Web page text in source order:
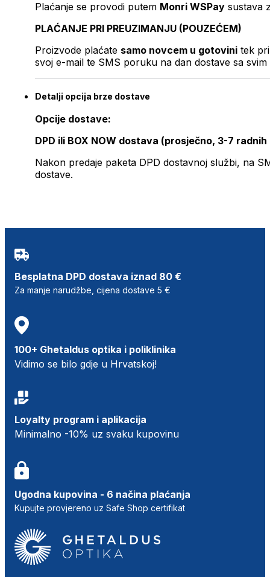
Plaćanje se provodi putem Monri WSPay sustava
PLAĆANJE PRI PREUZIMANJU (POUZEĆEM)
Proizvode plaćate samo novcem u gotovini tek
svoj e-mail te SMS poruku na dan dostave sa svim
Detalji opcija brze dostave
Opcije dostave:
DPD ili BOX NOW dostava (prosječno, 3-7 radnih
Nakon predaje paketa DPD dostavnoj službi, na
dostave.
Besplatna DPD dostava iznad 80 €
Za manje narudžbe, cijena dostave 5 €
100+ Ghetaldus optika i poliklinika
Vidimo se bilo gdje u Hrvatskoj!
Loyalty program i aplikacija
Minimalno -10% uz svaku kupovinu
Ugodna kupovina - 6 načina plaćanja
Kupujte provjereno uz Safe Shop certifikat